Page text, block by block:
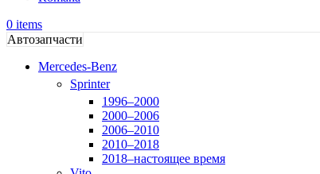
0 items
Автозапчасти
Mercedes-Benz
Sprinter
1996–2000
2000–2006
2006–2010
2010–2018
2018–настоящее время